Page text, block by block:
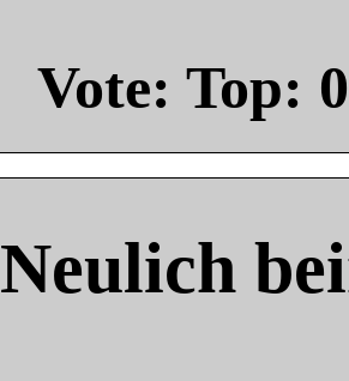
Vote: Top: 0
Neulich